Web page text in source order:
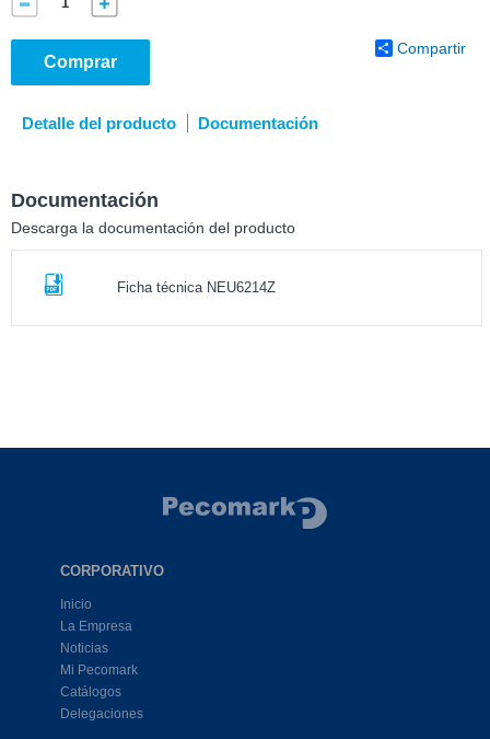
Comprar
Compartir
Detalle del producto Documentación
Documentación
Descarga la documentación del producto
Ficha técnica NEU6214Z
CORPORATIVO
Inicio
La Empresa
Noticias
Mi Pecomark
Catálogos
Delegaciones